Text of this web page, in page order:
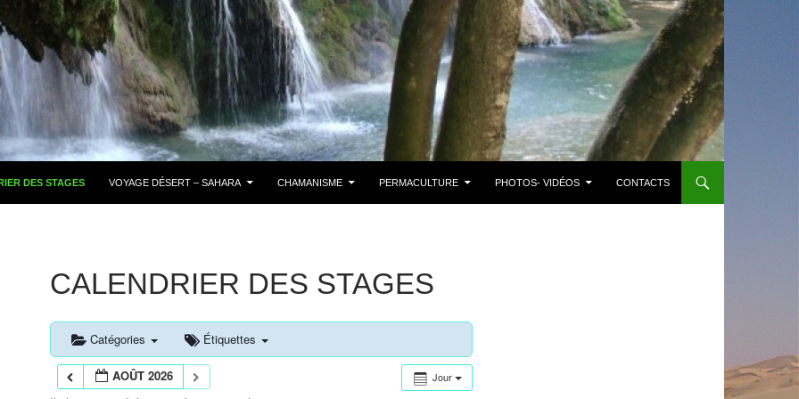
DES STAGES VOYAGE DÉSERT – SAHARA CHAMANISME PERMACULTURE PHOTOS- VIDÉOS CONTACTS
CALENDRIER DES STAGES
Catégories Étiquettes
Jour
AOÛT 2026